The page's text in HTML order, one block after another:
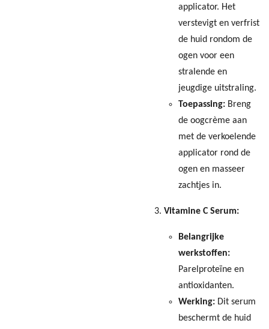
applicator. Het
verstevigt en verfrist
de huid rondom de
ogen voor een
stralende en
jeugdige uitstraling.
Toepassing: Breng
de oogcrème aan
met de verkoelende
applicator rond de
ogen en masseer
zachtjes in.
Vitamine C Serum:
Belangrijke
werkstoffen:
Parelproteïne en
antioxidanten.
Werking: Dit serum
beschermt de huid